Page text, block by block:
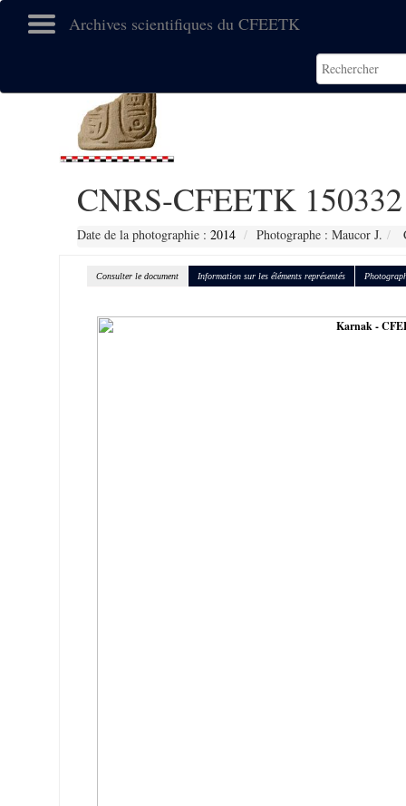
Archives scientifiques du CFEETK
CNRS-CFEETK 150332
Date de la photographie : 2014 Photographe : Maucor J.
Consulter le document Information sur les éléments représentés